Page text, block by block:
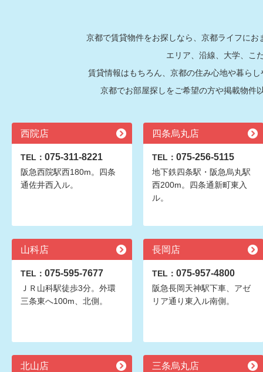
京都で賃貸物件をお探しなら、京都ライフに
エリア、沿線、大学、こ
賃貸情報はもちろん、京都の住み心地や暮ら
京都でお部屋探しをご希望の方や掲載物件
西院店
TEL： 075-311-8221
阪急西院駅西180m。四条
通佐井西入ル。
四条烏丸店
TEL： 075-256-5115
地下鉄四条駅・阪急烏丸駅
西200m。四条通新町東入
ル。
山科店
TEL： 075-595-7677
ＪＲ山科駅徒歩3分。外環
三条東へ100m、北側。
長岡店
TEL： 075-957-4800
阪急長岡天神駅下車、アゼ
リア通り東入ル南側。
北山店 三条烏丸店